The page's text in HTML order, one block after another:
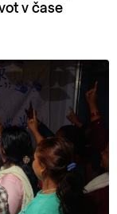
v čase